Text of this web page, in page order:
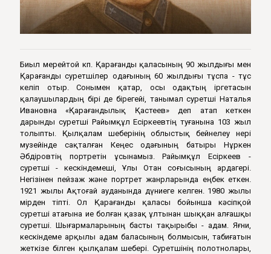
Биыл мерейтой көп. Қарағанды қаласының 90 жылдығы мен
Қарағанды суретшілер одағының 60 жылдығы тұспа - тұс
келіп отыр. Сонымен қатар, осы одақтың іргетасын
қалаушылардың бірі де бірегейі, танымал суретші Наталья
Ивановна «Қарағандылық Қастеев» деп атап кеткен
дарынды суретші Райымқұл Есіркеевтің туғанына 103 жыл
толыпты. Қылқалам шеберінің облыстық бейнелеу өнері
музейінде сақталған Кеңес одағының батыры Нұркен
Әбдіровтің портретін ұсынамыз. Райымқұл Есіркеев -
суретші - кес­кіндемеші, Ұлы Отан соғысының ардагері.
Негізінен пейзаж және портрет жанрларында еңбек еткен.
1921 жылы Ақтоғай ауданында дүниеге келген. 1980 жылы
өмірден өтіпті. Ол Қарағанды қаласы бойынша кəсіпқой
суретші атағына ие болған қазақ ұлтынан шыққан алғашқы
суретші. Шығармаларының басты тақырыбы - адам. Яғни,
кескіндеме арқылы адам баласының болмысын, табиғатын
жеткізе білген қылқалам шебері. Суретшінің полотнолары,